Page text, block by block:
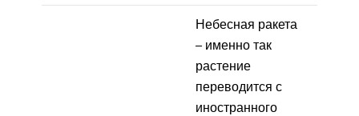
Небесная ракета
– именно так
растение
переводится с
иностранного